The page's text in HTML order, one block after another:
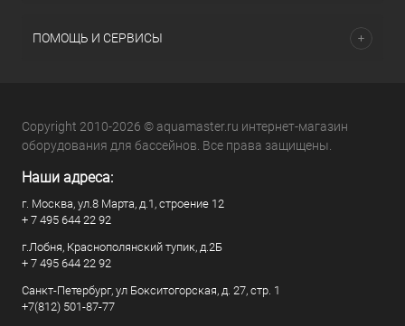
ПОМОЩЬ И СЕРВИСЫ
Copyright 2010-2026 © aquamaster.ru интернет-магазин
оборудования для бассейнов. Все права защищены.
Наши адреса:
г. Москва, ул.8 Марта, д.1, строение 12
+ 7 495 644 22 92
г.Лобня, Краснополянский тупик, д.2Б
+ 7 495 644 22 92
Санкт-Петербург, ул Бокситогорская, д. 27, стр. 1
+7(812) 501-87-77